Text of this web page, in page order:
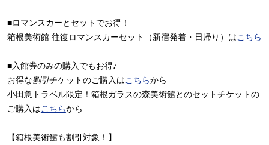
■ロマンスカーとセットでお得！
箱根美術館 往復ロマンスカーセット（新宿発着・日帰り）はこちら
■入館券のみの購入でもお得♪
お得な割引チケットのご購入はこちらから
小田急トラベル限定！箱根ガラスの森美術館とのセットチケットの
ご購入はこちらから
【箱根美術館も割引対象！】